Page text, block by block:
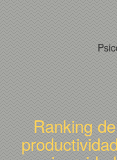
Ranking